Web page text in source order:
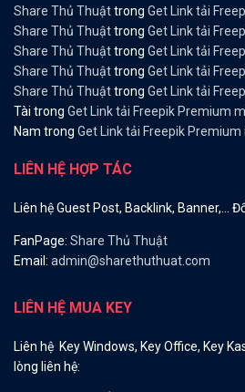
Share Thủ Thuậttrong Get Link tải
Share Thủ Thuậttrong Get Link tải
Share Thủ Thuậttrong Get Link tải
Share Thủ Thuậttrong Get Link tải
Share Thủ Thuậttrong Get Link tải
Tài trong Get Link tải Freepik Premium
Nam trong Get Link tải Freepik
LIÊN HỆ HỢP TÁC
Liên hệ Guest Post, Backlink, Banner,…
FanPage: Share Thủ Thuật
Email: admin@sharethuthuat.com
LIÊN HỆ MUA KEY
Liên hệ Key Windows, Key Office, Key
lòng liên hệ: